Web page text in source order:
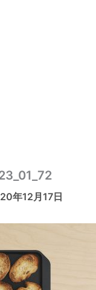
年12月17日